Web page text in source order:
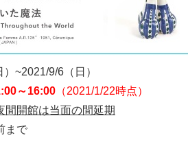
~2021/9/6（日）
～16:00 （2021/1/22時点）
間開館は当面の間延期
まで